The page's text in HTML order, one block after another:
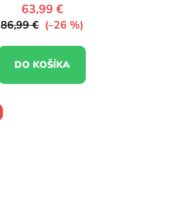
63,99 €
86,99 € (–26 %)
DO KOŠÍKA